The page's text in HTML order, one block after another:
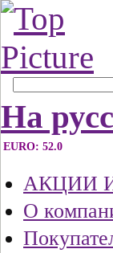
На
EURO: 52.0
АКЦИИ
О